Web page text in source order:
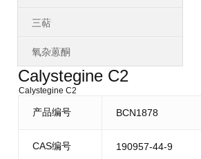
三萜
氧杂蒽酮
Calystegine C2
Calystegine C2
产品编号 BCN1878
CAS编号 190957-44-9